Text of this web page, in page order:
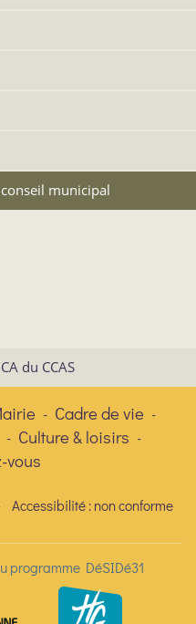
municipal
du CCAS
- Cadre de vie -
- Culture & loisirs -
vous
Accessibilité : non conforme
programme DéSIDé31